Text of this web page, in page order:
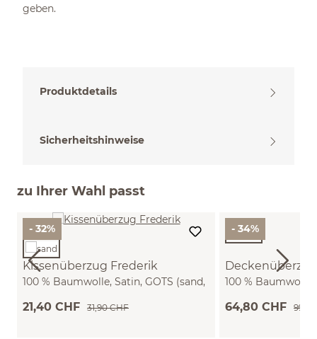
geben.
Produktdetails
Sicherheitshinweise
zu Ihrer Wahl passt
- 32%
Kissenüberzug Frederik
100 % Baumwolle, Satin, GOTS (sand,
21,40 CHF 31,90 CHF
- 34%
100 % Baumwolle,
64,80 CHF